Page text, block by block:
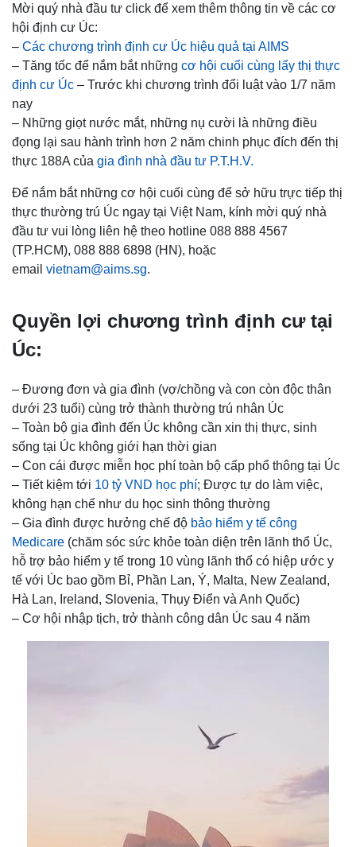
Mời quý nhà đầu tư click để xem thêm thông tin về các cơ
hội định cư Úc:
– Các chương trình định cư Úc hiệu quả tại AIMS
– Tăng tốc để nắm bắt những cơ hội cuối cùng lấy thị thực
định cư Úc – Trước khi chương trình đổi luật vào 1/7 năm
nay
– Những giọt nước mắt, những nụ cười là những điều
đọng lại sau hành trình hơn 2 năm chinh phục đích đến thị
thực 188A của gia đình nhà đầu tư P.T.H.V.
Để nắm bắt những cơ hội cuối cùng để sở hữu trực tiếp thị
thực thường trú Úc ngay tại Việt Nam, kính mời quý nhà
đầu tư vui lòng liên hệ theo hotline 088 888 4567
(TP.HCM), 088 888 6898 (HN), hoặc
email vietnam@aims.sg.
Quyền lợi chương trình định cư tại
Úc:
– Đương đơn và gia đình (vợ/chồng và con còn độc thân
dưới 23 tuổi) cùng trở thành thường trú nhân Úc
– Toàn bộ gia đình đến Úc không cần xin thị thực, sinh
sống tại Úc không giới hạn thời gian
– Con cái được miễn học phí toàn bộ cấp phổ thông tại Úc
– Tiết kiệm tới 10 tỷ VND học phí; Được tự do làm việc,
không hạn chế như du học sinh thông thường
– Gia đình được hưởng chế độ bảo hiểm y tế công
Medicare (chăm sóc sức khỏe toàn diện trên lãnh thổ Úc,
hỗ trợ bảo hiểm y tế trong 10 vùng lãnh thổ có hiệp ước y
tế với Úc bao gồm Bỉ, Phần Lan, Ý, Malta, New Zealand,
Hà Lan, Ireland, Slovenia, Thụy Điển và Anh Quốc)
– Cơ hội nhập tịch, trở thành công dân Úc sau 4 năm